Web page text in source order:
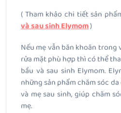
( Tham khảo chi tiết sản
và sau sinh Elymom)
Nếu mẹ vẫn băn khoăn trong
rửa mặt phù hợp thì có thể
bầu và sau sinh Elymom.
những sản phẩm chăm sóc
và mẹ sau sinh, giúp chăm
mẹ.